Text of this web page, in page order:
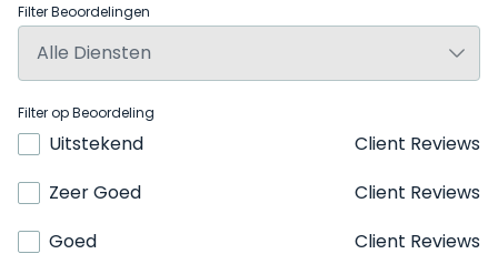
Filter Beoordelingen
Filter op Beoordeling
Uitstekend
Client Reviews
Zeer Goed
Client Reviews
Goed
Client Reviews